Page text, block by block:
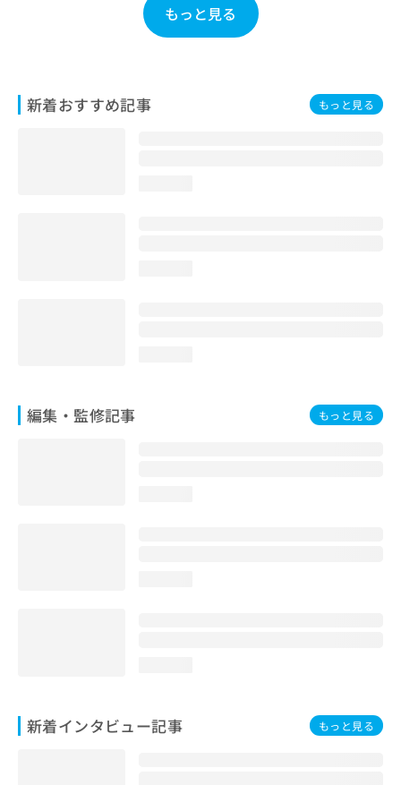
もっと見る
新着おすすめ記事 もっと見る
編集・監修記事 もっと見る
新着インタビュー記事 もっと見る
せ